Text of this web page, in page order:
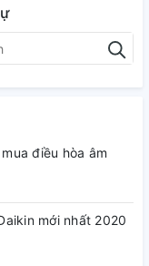
điều hòa âm
mới nhất 2020